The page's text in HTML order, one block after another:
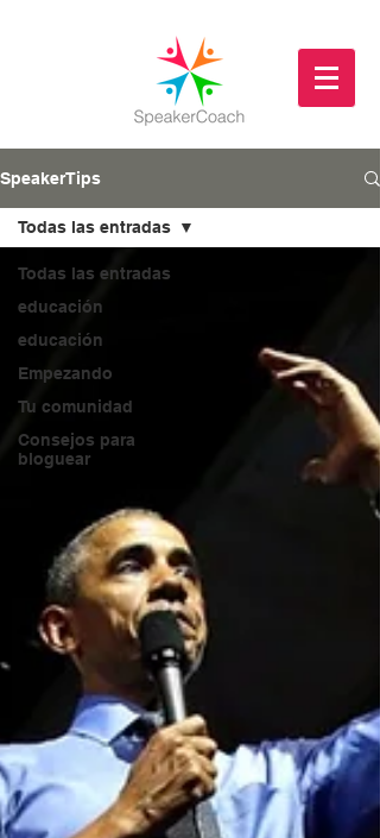
SpeakerTips
Todas las entradas
educación
educación
Empezando
Tu comunidad
Consejos para
bloguear
Todas las entradas